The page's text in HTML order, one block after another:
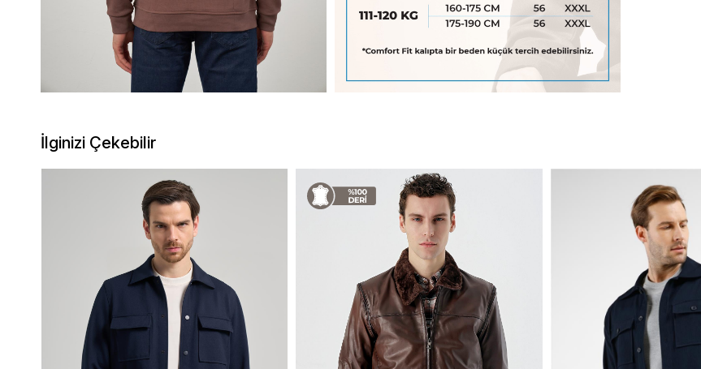
İlginizi Çekebilir